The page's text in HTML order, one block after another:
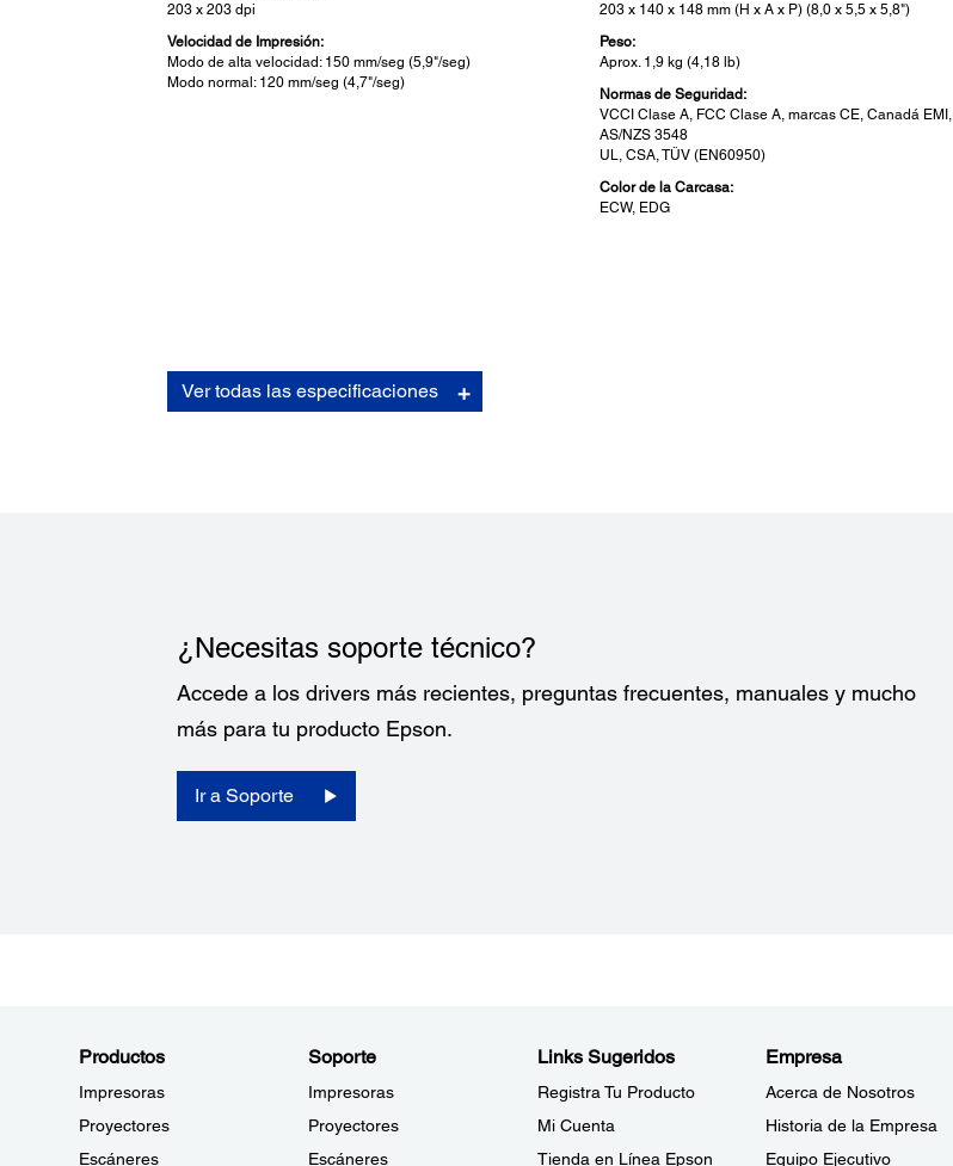
203 x 203 dpi
Velocidad de Impresión:
Modo de alta velocidad: 150 mm/seg (5,9"/seg)
Modo normal: 120 mm/seg (4,7"/seg)
203 x 140 x 148 mm (H x A x P) (8,0 x 5,5 x 5,8")
Peso:
Aprox. 1,9 kg (4,18 lb)
Normas de Seguridad:
VCCI Clase A, FCC Clase A, marcas CE, Canadá EMI,
AS/NZS 3548
UL, CSA, TÜV (EN60950)
Color de la Carcasa:
ECW, EDG
Papero roll: 79.50 ± 0.50 (width) mm x diam. 90.00 mm; 37,50 ±
0,50 - 59.50 ± 0.50 x 90 mm
24 VCC ± 7
Ver todas las especificaciones
¿Necesitas soporte técnico?
Accede a los drivers más recientes, preguntas frecuentes, manuales y mucho
más para tu producto Epson.
Ir a Soporte
Productos
Impresoras
Proyectores
Escáneres
Soporte
Impresoras
Proyectores
Escáneres
Links Sugeridos
Registra Tu Producto
Mi Cuenta
Tienda en Línea Epson
Empresa
Acerca de Nosotros
Historia de la Empresa
Equipo Ejecutivo